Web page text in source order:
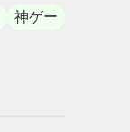
神ゲー